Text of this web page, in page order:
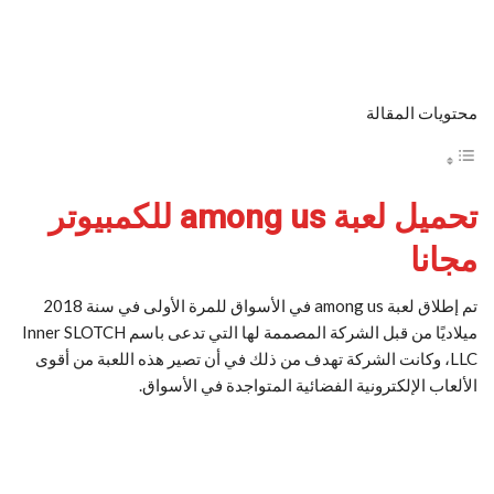
محتويات المقالة
تحميل لعبة among us للكمبيوتر
مجانا
تم إطلاق لعبة among us في الأسواق للمرة الأولى في سنة 2018
ميلاديًا من قبل الشركة المصممة لها التي تدعى باسم Inner SLOTCH
LLC، وكانت الشركة تهدف من ذلك في أن تصير هذه اللعبة من أقوى
الألعاب الإلكترونية الفضائية المتواجدة في الأسواق.